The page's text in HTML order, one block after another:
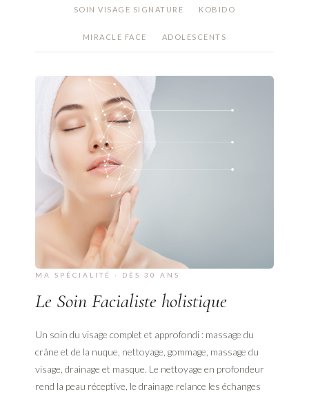
SOIN VISAGE SIGNATURE KOBIDO
MIRACLE FACE ADOLESCENTS
MA SPÉCIALITÉ · DÈS 30 ANS
Le Soin Facialiste holistique
Un soin du visage complet et approfondi : massage du
crâne et de la nuque, nettoyage, gommage, massage du
visage, drainage et masque. Le nettoyage en profondeur
rend la peau réceptive, le drainage relance les échanges